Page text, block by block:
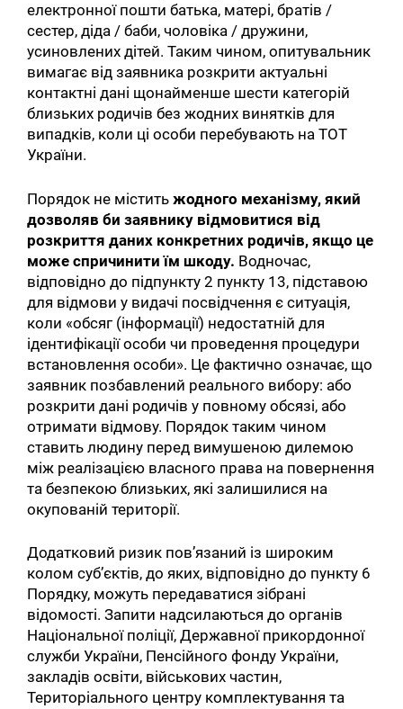
Пошук за запитом:
електронної пошти батька, матері, братів /
сестер, діда / баби, чоловіка / дружини,
усиновлених дітей. Таким чином, опитувальник
вимагає від заявника розкрити актуальні
контактні дані щонайменше шести категорій
близьких родичів без жодних винятків для
випадків, коли ці особи перебувають на ТОТ
України.
Порядок не міститьжодного механізму, який
дозволяв би заявнику відмовитися від
розкриття даних конкретних родичів, якщо це
може спричинити їм шкоду. Водночас,
відповідно до підпункту 2 пункту 13, підставою
для відмови у видачі посвідчення є ситуація,
коли «обсяг (інформації) недостатній для
ідентифікації особи чи проведення процедури
встановлення особи». Це фактично означає, що
заявник позбавлений реального вибору: або
розкрити дані родичів у повному обсязі, або
отримати відмову. Порядок таким чином
ставить людину перед вимушеною дилемою
між реалізацією власного права на повернення
та безпекою близьких, які залишилися на
окупованій території.
Додатковий ризик пов’язаний із широким
колом суб’єктів, до яких, відповідно до пункту 6
Порядку, можуть передаватися зібрані
відомості. Запити надсилаються до органів
Національної поліції, Державної прикордонної
служби України, Пенсійного фонду України,
закладів освіти, військових частин,
Територіального центру комплектування та